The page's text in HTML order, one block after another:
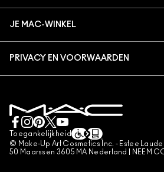
VEELGESTELDE VRAGEN
NEEM CONTACT MET ONS OP
CONTACTEER FABRIKANT
JE MAC-WINKEL
MAKE-UP SERVICES
PRIVACY EN VOORWAARDEN
VERKOOPSVOORWAARDEN
NAMAAKPRODUCTEN
ALGEMENE VOORWAARDEN POA
Toegankelijkheid
© Make-Up Art Cosmetics Inc. - Estee
50 Maarssen 3605 MA Nederland |
NEEM